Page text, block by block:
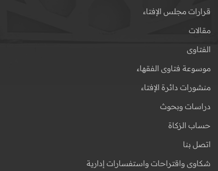
قرارات مجلس الإفتاء
مقالات
الفتاوى
موسوعة فتاوى الفقهاء
منشورات دائرة الإفتاء
دراسات وبحوث
حساب الزكاة
اتصل بنا
شكاوى واقتراحات واستفسارات إدارية